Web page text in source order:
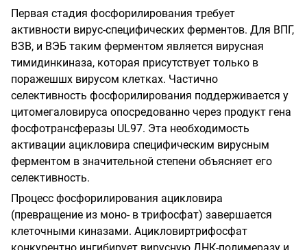
Первая стадия фосфорилирования требует
активности вирус-специфических ферментов. Для ВПГ,
ВЗВ, и ВЭБ таким ферментом является вирусная
тимидинкиназа, которая присутствует только в
поражешшх вирусом клетках. Частично
селективность фосфорилирования поддерживается у
цитомегаловируса опосредованно через продукт гена
фосфотрансферазы UL97. Эта необходимость
активации ацикловира специфическим вирусным
ферментом в значительной степени объясняет его
селективность.
Процесс фосфорилирования ацикловира
(превращение из моно- в трифосфат) завершается
клеточными киназами. Ацикловиртрифосфат